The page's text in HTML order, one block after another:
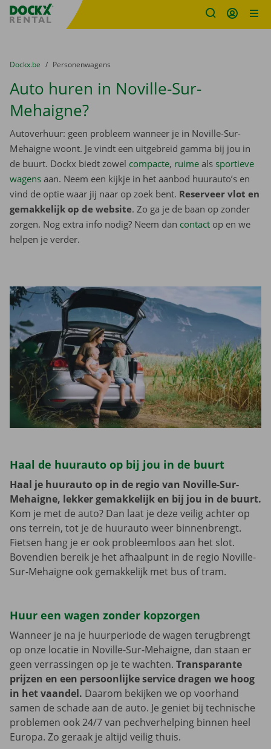
Fratello DEMO
U bevindt zich hier:
van
Dockx.be naar
Personenwagens
Auto huren in Noville-Sur-
Mehaigne?
Autoverhuur: geen probleem wanneer je in Noville-Sur-
Mehaigne woont. Je vindt een uitgebreid gamma bij jou in
de buurt. Dockx biedt zowel compacte, ruime als sportieve
wagens aan. Neem een kijkje in het aanbod huurauto’s en
vind de optie waar jij naar op zoek bent. Reserveer vlot en
gemakkelijk op de website. Zo ga je de baan op zonder
zorgen. Nog extra info nodig? Neem dan contact op en we
helpen je verder.
Haal de huurauto op bij jou in de buurt
Haal je huurauto op in de regio van Noville-Sur-
Mehaigne, lekker gemakkelijk en bij jou in de buurt.
Kom je met de auto? Dan laat je deze veilig achter op
ons terrein, tot je de huurauto weer binnenbrengt.
Fietsen hang je er ook probleemloos aan het slot.
Bovendien bereik je het afhaalpunt in de regio Noville-
Sur-Mehaigne ook gemakkelijk met bus of tram.
Huur een wagen zonder kopzorgen
Wanneer je na je huurperiode de wagen terugbrengt
op onze locatie in Noville-Sur-Mehaigne, dan staan er
geen verrassingen op je te wachten. Transparante
prijzen en een persoonlijke service dragen we hoog
in het vaandel. Daarom bekijken we op voorhand
samen de schade aan de auto. Je geniet bij technische
problemen ook 24/7 van pechverhelping binnen heel
Europa. Zo geraak je altijd veilig thuis.